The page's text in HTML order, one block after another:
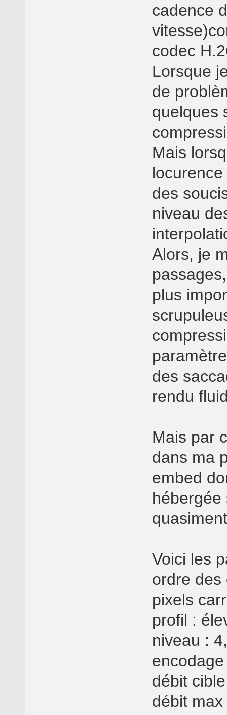
cadence
codec
Lorsque
de
quelques
Mais
des
niveau
Alors, je
plus
des
rendu
Mais par
dans ma
embed
hébergée
Voici les
ordre des
pixels
profil :
niveau :
débit
débit